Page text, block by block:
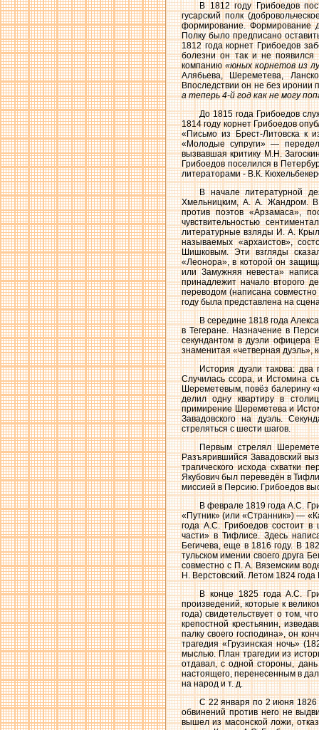
В 1812 году Грибоедов
гусарский полк
формирование. Формирование
Полку было предписано
1812 года корнет Грибоедов
болезни он так и не
компанию«юных корнетов из
Алябьева, Шереметева,
Впоследствии он не без иронии
а теперь 4-й год как не могу
До 1815 года Грибоедов
1814 году корнет Грибоедов
«Письмо из Брест-Литовска к
«Молодые супруги» —
вызвавшая критику М.Н.
Грибоедов поселился в
литераторами - В.К.
В начале литературной
Хмельницким, А. А. Жандром. В
против поэтов «Арзамаса»,
чувствительностью
литературные взляды И. А.
называемых «архаистов»,
Шишковым. Эти взгляды
«Леонора», в которой он
или Замужняя невеста»
принадлежит начало второго
переводом (написана
году была представлена на
В середине 1818 года
в Тегеране. Назначение в
секундантом в дуэли офицера
знаменитая «четверная дуэль»,
История дуэли такова: два
Случилась ссора, и Истомина
Шереметевым, повёз балерину
делил одну квартиру в
примирение Шереметева и
Завадовского на дуэль.
стреляться с шести шагов.
Первым стрелял
Разъярившийся Завадовский
трагического исхода схватки
Якубович был переведён в
миссией в Персию. Грибоедов
В феврале 1819 года А.С.
«Путник» (или «Странник») —
года А.С. Грибоедов состоит в
части» в Тифлисе. Здесь
Бегичева, еще в 1816 году. В
тульском имении своего друга
совместно с П. А. Вяземским
Н. Верстовский. Летом 1824
В конце 1825 года А.С.
произведений, которые к
года) свидетельствует о том,
крепостной крестьянин,
палку своего господина», он
трагедия «Грузинская ночь»
мыслью. План трагедии из
отдавал, с одной стороны,
настоящего, перенесенным в
на народ и т. д.
С 22 января по 2 июня 1826
обвинений против него не
вышел из масонской ложи,